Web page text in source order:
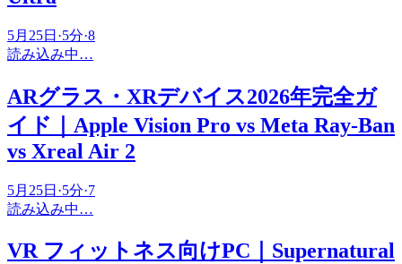
5月25日 ·5分·8
読み込み中…
ARグラス・XRデバイス2026年完全ガ
イド｜Apple Vision Pro vs Meta Ray-Ban
vs Xreal Air 2
5月25日 ·5分·7
読み込み中…
VR フィットネス向けPC｜Supernatural